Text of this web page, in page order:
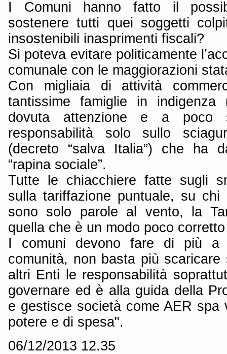
I Comuni hanno fatto il
sostenere tutti quei soggetti
insostenibili inasprimenti fiscali?
Si poteva evitare politicamente
comunale con le maggiorazioni
Con migliaia di attività
tantissime famiglie in
dovuta attenzione e a poco
responsabilità solo sullo
(decreto “salva Italia”) che ha
“rapina sociale”.
Tutte le chiacchiere fatte sugli
sulla tariffazione puntuale, su
sono solo parole al vento, la
quella che è un modo poco
I comuni devono fare di più a
comunità, non basta più
altri Enti le responsabilità
governare ed è alla guida della
e gestisce società come AER spa
potere e di spesa".
06/12/2013 12.35